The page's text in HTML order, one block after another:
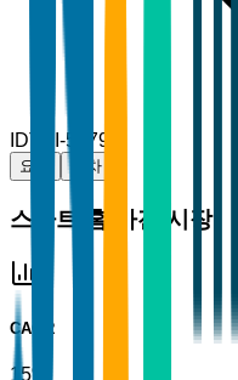
IDTBI-58795
요약 목차
스마트 홈 가전 시장
CAGR
15%